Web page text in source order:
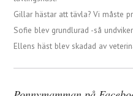
Gillar hästar att tävla? Vi måste
Sofie blev grundlurad -så
Ellens häst blev skadad av